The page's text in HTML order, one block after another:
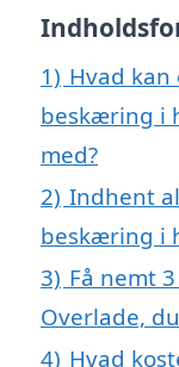
1) Hvad kan
beskæring i
med?
2) Indhent
beskæring i
3) Få nemt
Overlade,
4) Hvad